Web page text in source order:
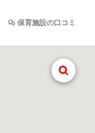
保育施設の口コミ